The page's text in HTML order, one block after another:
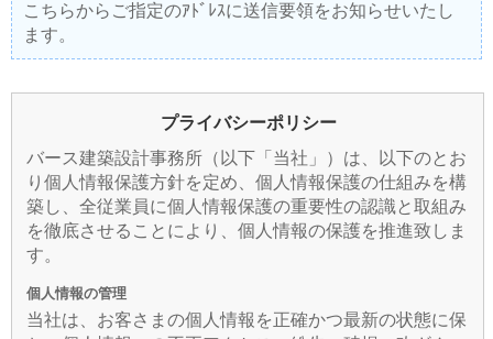
こちらからご指定のｱﾄﾞﾚｽに送信要領をお知らせいたし
ます。
プライバシーポリシー
バース建築設計事務所（以下「当社」）は、以下のとお
り個人情報保護方針を定め、個人情報保護の仕組みを構
築し、全従業員に個人情報保護の重要性の認識と取組み
を徹底させることにより、個人情報の保護を推進致しま
す。
個人情報の管理
当社は、お客さまの個人情報を正確かつ最新の状態に保